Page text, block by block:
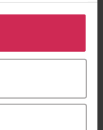
til å
kan også
ved å klikke